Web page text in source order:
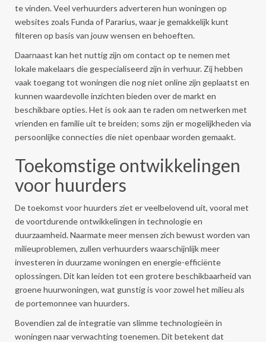
te vinden. Veel verhuurders adverteren hun woningen op
websites zoals Funda of Pararius, waar je gemakkelijk kunt
filteren op basis van jouw wensen en behoeften.
Daarnaast kan het nuttig zijn om contact op te nemen met
lokale makelaars die gespecialiseerd zijn in verhuur. Zij hebben
vaak toegang tot woningen die nog niet online zijn geplaatst en
kunnen waardevolle inzichten bieden over de markt en
beschikbare opties. Het is ook aan te raden om netwerken met
vrienden en familie uit te breiden; soms zijn er mogelijkheden via
persoonlijke connecties die niet openbaar worden gemaakt.
Toekomstige ontwikkelingen
voor huurders
De toekomst voor huurders ziet er veelbelovend uit, vooral met
de voortdurende ontwikkelingen in technologie en
duurzaamheid. Naarmate meer mensen zich bewust worden van
milieuproblemen, zullen verhuurders waarschijnlijk meer
investeren in duurzame woningen en energie-efficiënte
oplossingen. Dit kan leiden tot een grotere beschikbaarheid van
groene huurwoningen, wat gunstig is voor zowel het milieu als
de portemonnee van huurders.
Bovendien zal de integratie van slimme technologieën in
woningen naar verwachting toenemen. Dit betekent dat